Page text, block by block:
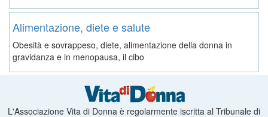
Alimentazione, diete e salute
Obesità e sovrappeso, diete, alimentazione della donna in
gravidanza e in menopausa, il cibo
L'Associazione Vita di Donna è regolarmente iscritta al Tribunale di